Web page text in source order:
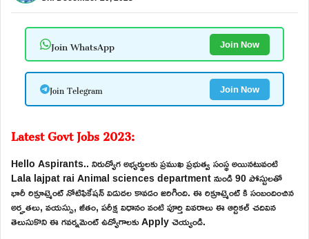
Join WhatsApp Join Now
Join Telegram Join Now
Latest Govt Jobs 2023:
Hello Aspirants.. నిరుద్యోగ అభ్యర్థులకు ప్రముఖ ప్రభుత్వ సంస్థ అయినటువంటి
Lala lajpat rai Animal sciences department నుండి 90 పోస్టులతో
భారీ రిక్రూట్మెంట్ నోటిఫికేషన్ విడుదల కావడం జరిగింది. ఈ రిక్రూట్మెంట్ కి సంబందించిన
అర్హతలు, వయస్సు, జీతం, పరీక్ష విధానం వంటి పూర్తి వివరాలు ఈ ఆర్టికల్ చదివిన
తెలుసుకొని ఈ గవర్నమెంట్ ఉద్యోగాలకు Apply చెయ్యండి.